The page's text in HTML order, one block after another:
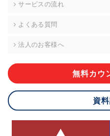
株式会社div 個人情報問合せ窓口
メールアドレス
ご本人様が当社に個人情報を
応ができない場合があります。
8.cookieにより取得・分析した
当社は第三者が運営するデー
ームからcookieにより収集さ
サービスの流れ
よくある質問
法人のお客様へ
無料カウ
資